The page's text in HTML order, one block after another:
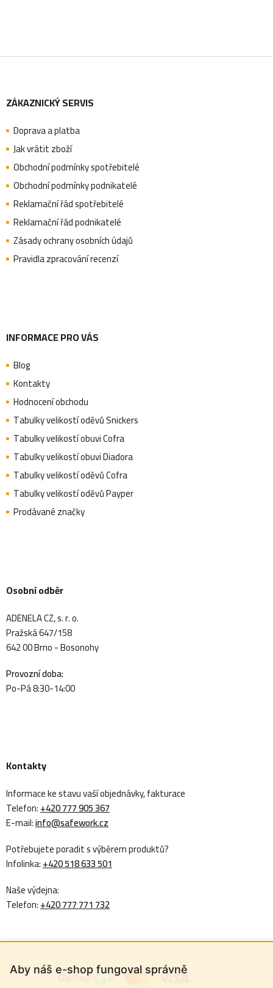
Aby náš e-shop fungoval správně
á
p
a
t
ZÁKAZNICKÝ SERVIS
Doprava a platba
Jak vrátit zboží
Obchodní podmínky spotřebitelé
Obchodní podmínky podnikatelé
Reklamační řád spotřebitelé
Reklamační řád podnikatelé
Zásady ochrany osobních údajů
Pravidla zpracování recenzí
INFORMACE PRO VÁS
Blog
Kontakty
Hodnocení obchodu
Tabulky velikostí oděvů Snickers
Tabulky velikostí obuvi Cofra
Tabulky velikostí obuvi Diadora
Tabulky velikostí oděvů Cofra
Tabulky velikostí oděvů Payper
Prodávané značky
Osobní odběr
ADENELA CZ, s. r. o.
Pražská 647/158
642 00 Brno - Bosonohy
Provozní doba:
Po-Pá 8:30-14:00
Kontakty
Informace ke stavu vaší objednávky, fakturace
Telefon:+420 777 905 367
E-mail:info@safework.cz
Potřebujete poradit s výběrem produktů?
Infolinka:+420 518 633 501
Naše výdejna:
Telefon:+420 777 771 732